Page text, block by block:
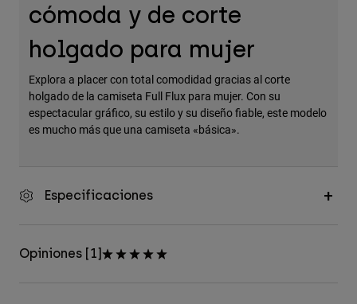
cómoda y de corte
holgado para mujer
Explora a placer con total comodidad gracias al corte
holgado de la camiseta Full Flux para mujer. Con su
espectacular gráfico, su estilo y su diseño fiable, este modelo
es mucho más que una camiseta «básica».
Especificaciones
Opiniones [1]